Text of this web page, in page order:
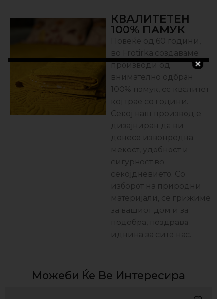
КВАЛИТЕТЕН
100% ПАМУК
Повеќе од 60 години,
во Frotirka создаваме
производи од
внимателно одбран
100% памук, со квалитет
кој трае со години.
Секој наш производ е
дизајниран да ви
донесе извонредна
мекост, удобност и
сигурност во
секојдневието. Со
изборот на природни
материјали, се грижиме
за вашиот дом и за
подобра, поздравa
иднина за сите нас.
Можеби Ќе Ве Интересира